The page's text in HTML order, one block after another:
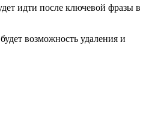
идти после ключевой фразы в
возможность удаления и